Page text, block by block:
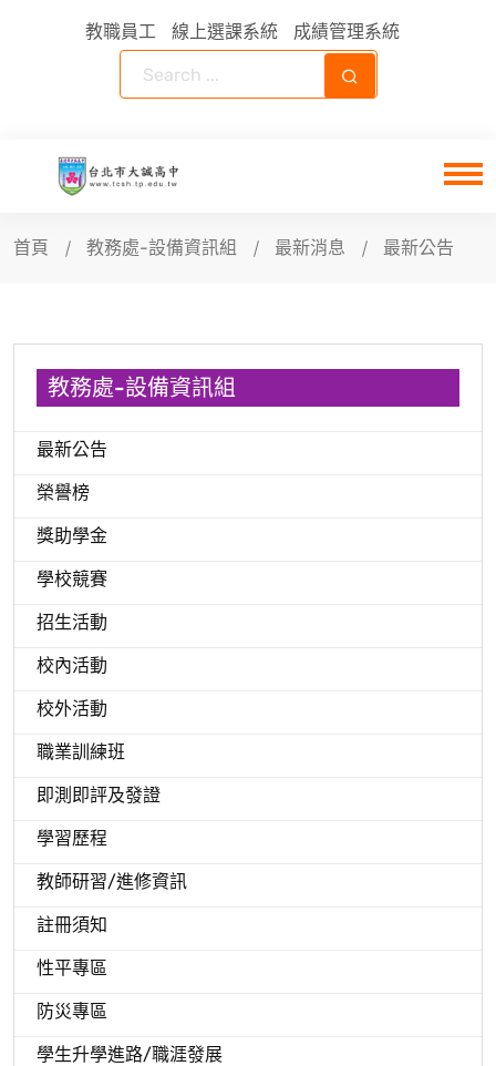
教職員工 線上選課系統 成績管理系統
首頁 教務處-設備資訊組 最新消息 最新公告
教務處-設備資訊組
最新公告
榮譽榜
獎助學金
學校競賽
招生活動
校內活動
校外活動
職業訓練班
即測即評及發證
學習歷程
教師研習/進修資訊
註冊須知
性平專區
防災專區
學生升學進路/職涯發展